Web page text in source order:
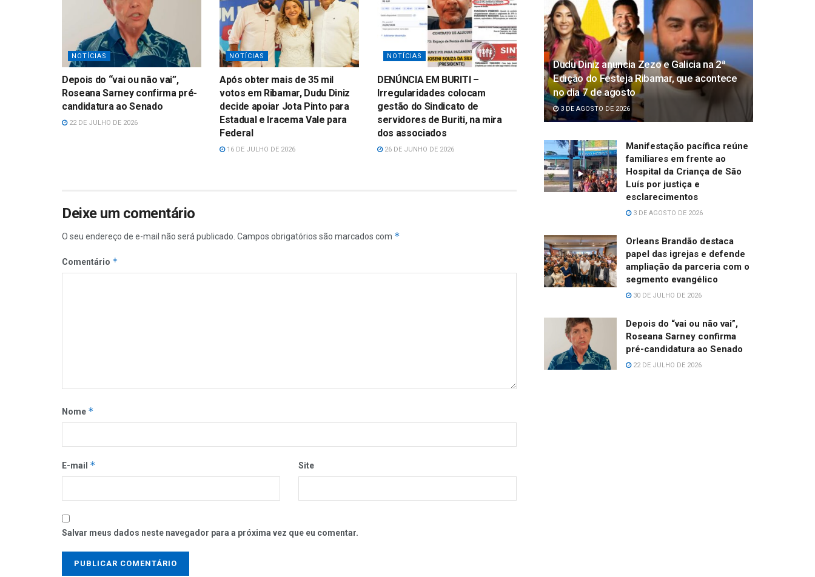
NOTÍCIAS
Depois do “vai ou não vai”,
Roseana Sarney confirma pré-
candidatura ao Senado
22 DE JULHO DE 2026
NOTÍCIAS
Após obter mais de 35 mil
votos em Ribamar, Dudu Diniz
decide apoiar Jota Pinto para
Estadual e Iracema Vale para
Federal
16 DE JULHO DE 2026
NOTÍCIAS
DENÚNCIA EM BURITI –
Irregularidades colocam
gestão do Sindicato de
servidores de Buriti, na mira
dos associados
26 DE JUNHO DE 2026
Deixe um comentário
O seu endereço de e-mail não será publicado. Campos obrigatórios são marcados com *
Comentário *
Nome *
E-mail * Site
Salvar meus dados neste navegador para a próxima vez que eu comentar.
Dudu Diniz anuncia Zezo e Galicia na 2ª
Edição do Festeja Ribamar, que acontece
no dia 7 de agosto
3 DE AGOSTO DE 2026
Manifestação pacífica reúne
familiares em frente ao
Hospital da Criança de São
Luís por justiça e
esclarecimentos
3 DE AGOSTO DE 2026
Orleans Brandão destaca
papel das igrejas e defende
ampliação da parceria com o
segmento evangélico
30 DE JULHO DE 2026
Depois do “vai ou não vai”,
Roseana Sarney confirma
pré-candidatura ao Senado
22 DE JULHO DE 2026